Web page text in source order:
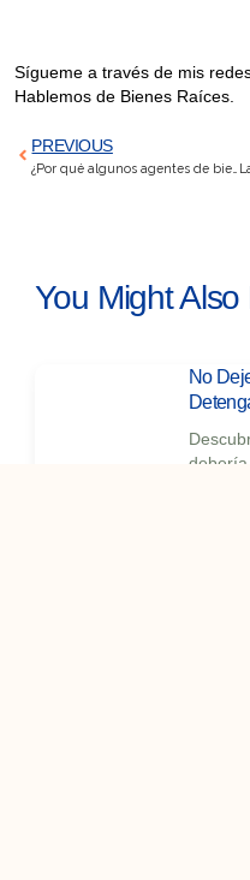
Sígueme a través de mis
Hablemos de Bienes Raíces.
PREVIOUS
You Might Also
No